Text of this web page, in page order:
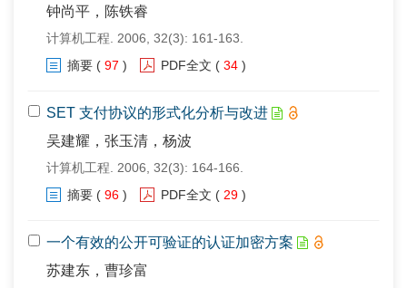
钟尚平，陈铁睿
计算机工程. 2006, 32(3): 161-163.
摘要 ( 97 ) PDF全文 ( 34 )
SET 支付协议的形式化分析与改进
吴建耀，张玉清，杨波
计算机工程. 2006, 32(3): 164-166.
摘要 ( 96 ) PDF全文 ( 29 )
一个有效的公开可验证的认证加密方案
苏建东，曹珍富